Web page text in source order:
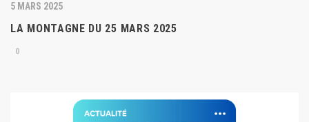
5 MARS 2025
LA MONTAGNE DU 25 MARS 2025
0